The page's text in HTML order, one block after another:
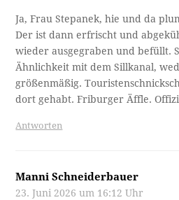
Ja, Frau Stepanek, hie und da
Der ist dann erfrischt und
wieder ausgegraben und befüllt.
Ähnlichkeit mit dem Sillkanal,
größenmäßig.
dort gehabt. Friburger Äffle.
Antworten
Manni Schneiderbauer
23. Juni 2026 um 16:12 Uhr